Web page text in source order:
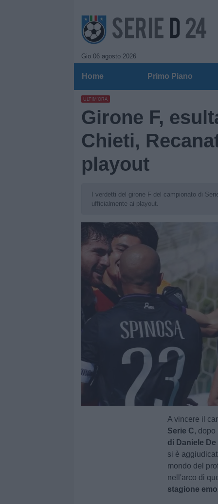
Gio 06 agosto 2026
Home Primo Piano
ULTIM'ORA
Girone F,
Chieti,
playout
I verdetti del girone F del campionato di
ufficialmente ai playout.
A vincere il
Serie C, dopo
di Daniele
si è
mondo del
nell'arco di
stagione